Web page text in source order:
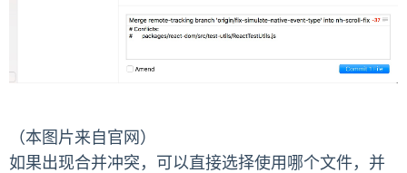
（本图片来自官网）
如果出现合并冲突，可以直接选择使用哪个文件，并